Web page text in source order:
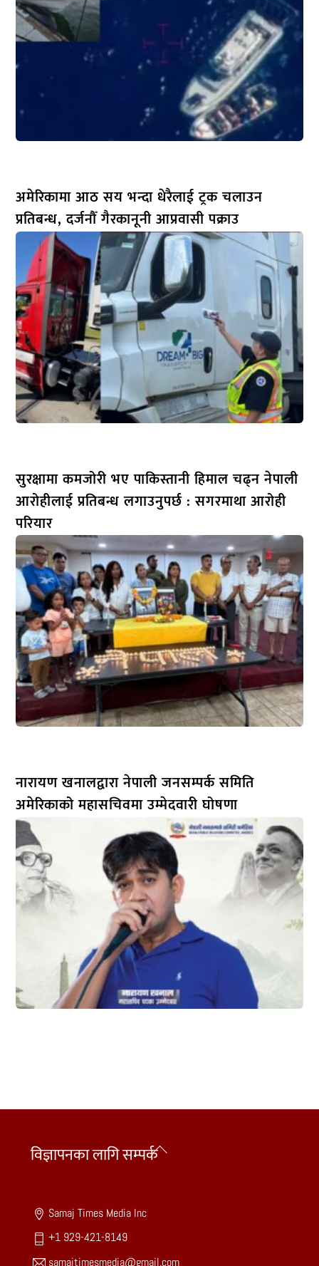
अमेरिकामा आठ सय भन्दा धेरैलाई ट्रक चलाउन
प्रतिबन्ध, दर्जनौँ गैरकानूनी आप्रवासी पक्राउ
सुरक्षामा कमजोरी भए पाकिस्तानी हिमाल चढ्न नेपाली
आरोहीलाई प्रतिबन्ध लगाउनुपर्छ : सगरमाथा आरोही
परियार
नारायण खनालद्वारा नेपाली जनसम्पर्क समिति
अमेरिकाको महासचिवमा उम्मेदवारी घोषणा
Back
विज्ञापनका लागि सम्पर्क
Samaj Times Media Inc
+1 929-421-8149
samajtimesmedia@gmail.com